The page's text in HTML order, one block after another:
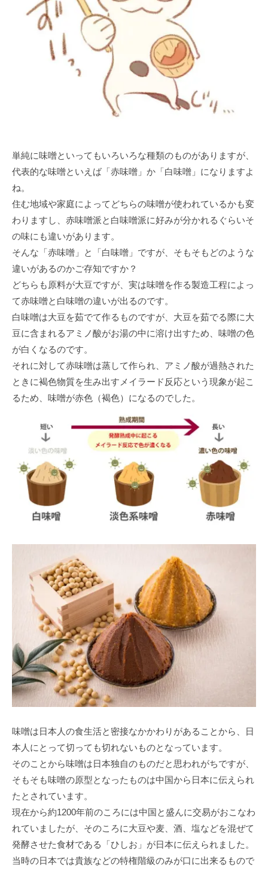
単純に味噌といってもいろいろな種類のものがありますが、
代表的な味噌といえば「赤味噌」か「白味噌」になりますよ
ね。
住む地域や家庭によってどちらの味噌が使われているかも変
わりますし、赤味噌派と白味噌派に好みが分かれるぐらいそ
の味にも違いがあります。
そんな「赤味噌」と「白味噌」ですが、そもそもどのような
違いがあるのかご存知ですか？
どちらも原料が大豆ですが、実は味噌を作る製造工程によっ
て赤味噌と白味噌の違いが出るのです。
白味噌は大豆を茹でて作るものですが、大豆を茹でる際に大
豆に含まれるアミノ酸がお湯の中に溶け出すため、味噌の色
が白くなるのです。
それに対して赤味噌は蒸して作られ、アミノ酸が過熱された
ときに褐色物質を生み出すメイラード反応という現象が起こ
るため、味噌が赤色（褐色）になるのでした。
味噌は日本人の食生活と密接なかかわりがあることから、日
本人にとって切っても切れないものとなっています。
そのことから味噌は日本独自のものだと思われがちですが、
そもそも味噌の原型となったものは中国から日本に伝えられ
たとされています。
現在から約1200年前のころには中国と盛んに交易がおこなわ
れていましたが、そのころに大豆や麦、酒、塩などを混ぜて
発酵させた食材である「ひしお」が日本に伝えられました。
当時の日本では貴族などの特権階級のみが口に出来るもので